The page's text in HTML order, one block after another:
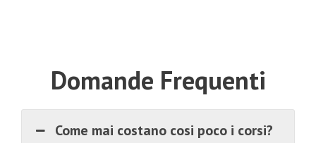
Domande Frequenti
Come mai costano cosi poco i corsi?